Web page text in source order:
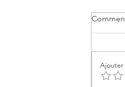
Ajouter